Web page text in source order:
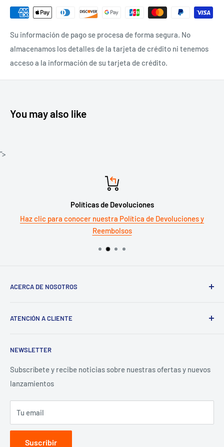
Su información de pago se procesa de forma segura. No
almacenamos los detalles de la tarjeta de crédito ni tenemos
acceso a la información de su tarjeta de crédito.
You may also like
">
Políticas de Devoluciones
Haz clic para conocer nuestra Política de Devoluciones y
Reembolsos
ACERCA DE NOSOTROS
Política de reembolso
ATENCIÓN A CLIENTE
Términos y Condiciones
Aviso de Privacidad
Contacto para proveedores
NEWSLETTER
Subscríbete y recibe noticias sobre nuestras ofertas y nuevos
lanzamientos
Tu email
Suscribir